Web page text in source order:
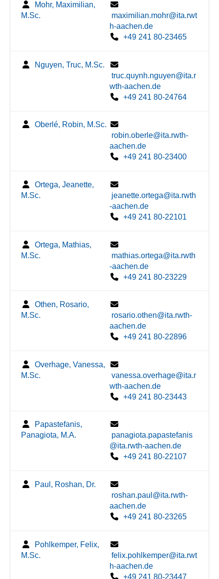
Mohr, Maximilian,
M.Sc.
maximilian.mohr@ita.rwt
h-aachen.de
+49 241 80-23465
Nguyen, Truc, M.Sc.
truc.quynh.nguyen@ita.r
wth-aachen.de
+49 241 80-24764
Oberlé, Robin, M.Sc.
robin.oberle@ita.rwth-
aachen.de
+49 241 80-23400
Ortega, Jeanette,
M.Sc.
jeanette.ortega@ita.rwth
-aachen.de
+49 241 80-22101
Ortega, Mathias,
M.Sc.
mathias.ortega@ita.rwth
-aachen.de
+49 241 80-23229
Othen, Rosario,
M.Sc.
rosario.othen@ita.rwth-
aachen.de
+49 241 80-22896
Overhage, Vanessa,
M.Sc.
vanessa.overhage@ita.r
wth-aachen.de
+49 241 80-23443
Papastefanis,
Panagiota, M.A.
panagiota.papastefanis
@ita.rwth-aachen.de
+49 241 80-22107
Paul, Roshan, Dr.
roshan.paul@ita.rwth-
aachen.de
+49 241 80-23265
Pohlkemper, Felix,
M.Sc.
felix.pohlkemper@ita.rwt
h-aachen.de
+49 241 80-23447